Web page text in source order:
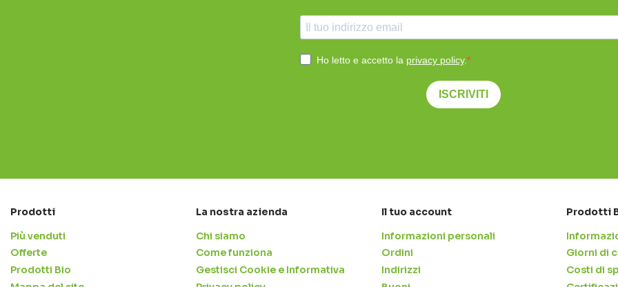
Ho letto e accetto la privacy policy.
ISCRIVITI
Prodotti
Più venduti
Offerte
Prodotti Bio
La nostra azienda
Chi siamo
Come funziona
Gestisci Cookie e Informativa
Il tuo account
Informazioni personali
Ordini
Indirizzi
Prodotti
Giorni di
Costi di